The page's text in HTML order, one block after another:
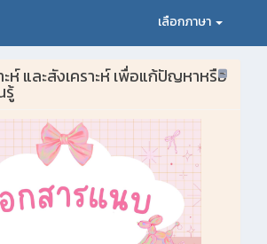
เลือกภาษา
ะห์ และสังเคราะห์ เพื่อแก้ปัญหาหรือ
รู้